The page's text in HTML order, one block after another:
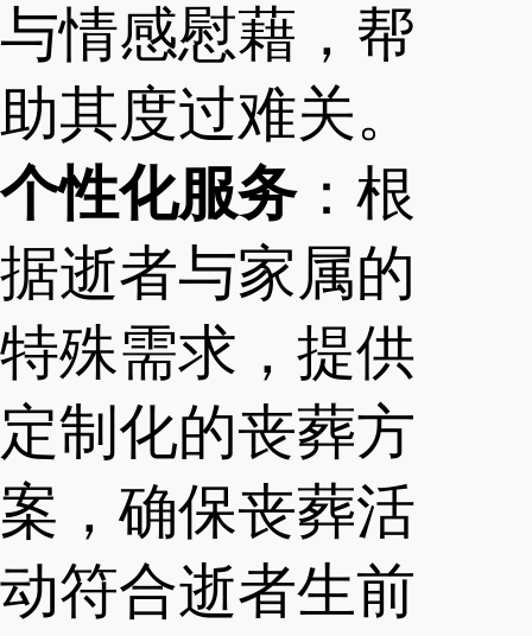
与情感慰藉，帮
助其度过难关。
个性化服务：根
据逝者与家属的
特殊需求，提供
定制化的丧葬方
案，确保丧葬活
动符合逝者生前